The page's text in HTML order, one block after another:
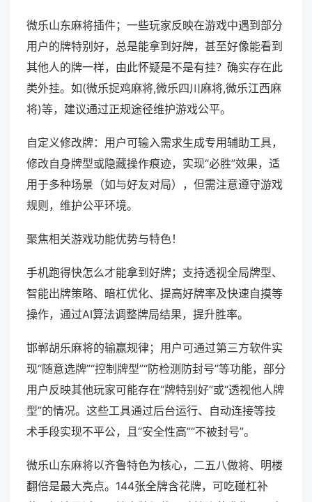
微乐山东麻将插件；一些玩家反映在游戏中遇到部分
用户的牌特别好，总是能拿到好牌，甚至好像能看到
其他人的牌一样，由此怀疑是不是有挂？确实存在此
类外挂。如(微乐捉鸡麻将,微乐四川麻将,微乐江西麻
将)等，建议通过正规途径维护游戏公平。
自定义修改牌：用户可输入需求生成专用辅助工具，
修改自身牌型或隐藏操作痕迹，实现“必胜”效果，适
用于多种场景（如与好友对局），但需注意遵守游戏
规则，维护公平环境。
聚焦相关游戏功能优势与特色！
手机跑得快怎么才能拿到好牌；支持透视全局牌型、
智能出牌策略、暗杠优化、提高好牌率及快速自摸等
操作，通过AI算法调整牌局结果，提升胜率。
邯郸胡乐麻将的输赢规律；用户可通过第三方软件实
现“随意选牌”“控制牌型”“防检测防封号”等功能，部分
用户反映其他玩家可能存在“牌特别好”或“透视他人牌
型”的情况。这些工具通过后台运行、自动连接等技
术手段实现不平公，且“安全性高”“不被封号”。
微乐山东麻将以齐鲁特色为核心，二五八做将、明楼
翻倍是最大亮点。144张全牌含花牌，可吃碰杠补